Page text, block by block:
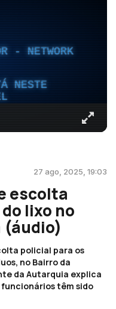
- NETWORK
NESTE
27 ago, 2025, 19:03
escolta
lixo no
(áudio)
policial para os
no Bairro da
da Autarquia explica
funcionários têm sido